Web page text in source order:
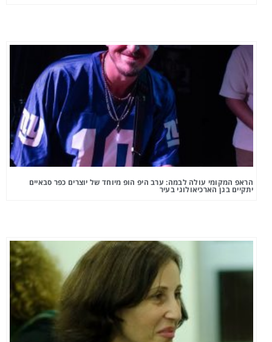
הראפ המקומי עולה לבמה: ערב היפ הופ מיוחד של יוצרים כפר סבאיים
יתקיים בגן הארכיאולוגי בעיר